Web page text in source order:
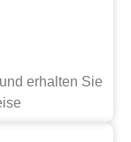
erhalten Sie